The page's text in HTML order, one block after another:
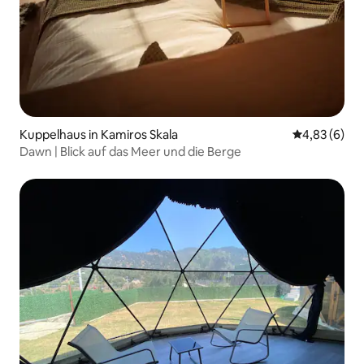
Kuppelhaus in Kamiros Skala
4,83 (6)
Dawn | Blick auf das Meer und die Berge